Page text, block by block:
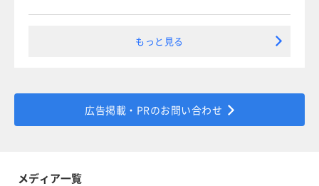
もっと見る
広告掲載・PRのお問い合わせ
メディア一覧